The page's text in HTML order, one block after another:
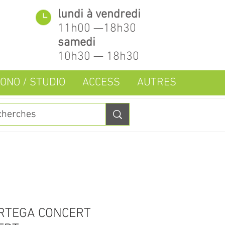
lundi à vendredi
11h00 —18h30
samedi
10h30 — 18h30
/ STUDIO ACCESS AUTRES
CONCERT